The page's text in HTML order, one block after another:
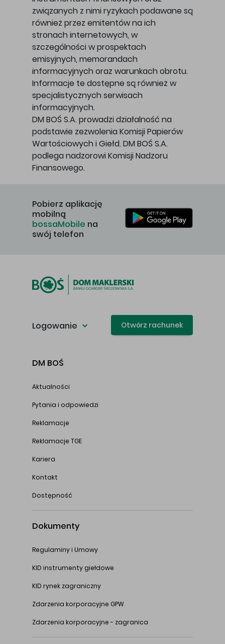
związanych z nimi ryzykach podawane są
również przez emitentów na ich
stronach internetowych, w
szczególności w prospektach
emisyjnych, memorandach
informacyjnych oraz warunkach obrotu.
Informacje te dostępne są również w
specjalistycznych serwisach
informacyjnych.
DM BOŚ S.A. prowadzi działalność na
podstawie zezwolenia Komisji Papierów
Wartościowych i Giełd. DM BOŚ S.A.
podlega nadzorowi Komisji Nadzoru
Finansowego.
Pobierz aplikację
mobilną
bossaMobile na
swój telefon
Logowanie Otwórz rachunek
DM BOŚ
Aktualności
Pytania i odpowiedzi
Reklamacje
Reklamacje TGE
Kariera
Kontakt
Dostępność
Dokumenty
Regulaminy i Umowy
KID instrumenty giełdowe
KID rynek zagraniczny
Zdarzenia korporacyjne GPW
Zdarzenia korporacyjne - zagranica